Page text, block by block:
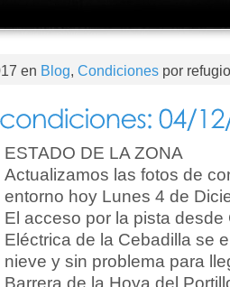
en Blog, Condiciones por
ESTADO DE LA ZONA
Actualizamos las fotos de
entorno hoy Lunes 4 de
El acceso por la pista desde
Eléctrica de la Cebadilla se
nieve y sin problema para
Barrera de la Hoya del